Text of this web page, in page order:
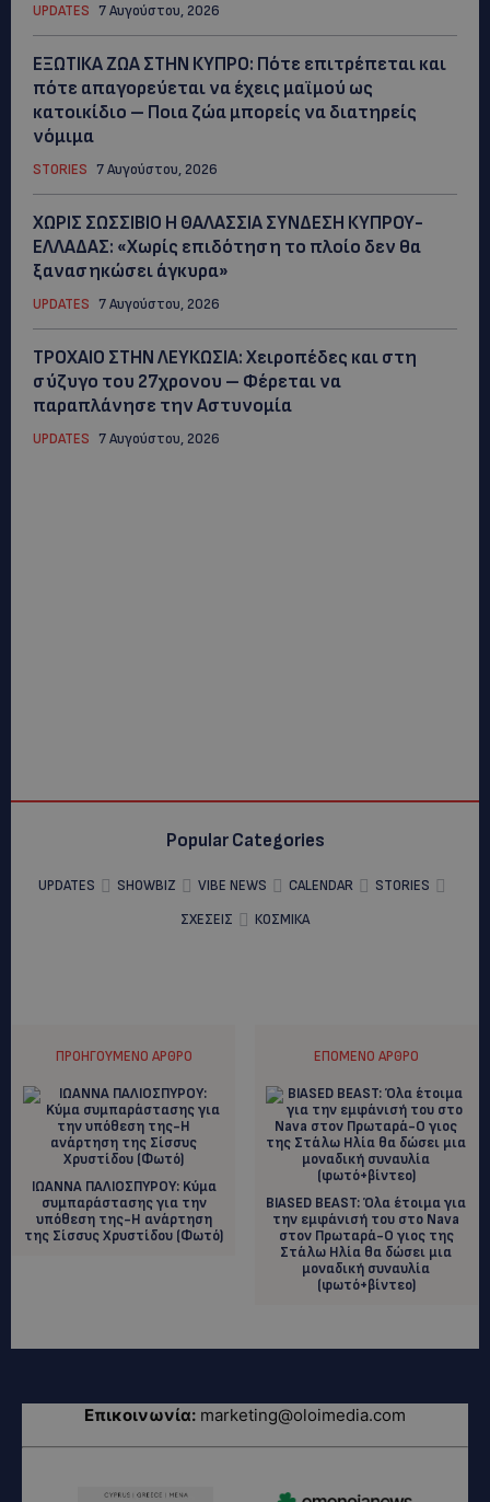
UPDATES 7 Αυγούστου, 2026
ΕΞΩΤΙΚΑ ΖΩΑ ΣΤΗΝ ΚΥΠΡΟ: Πότε επιτρέπεται και
πότε απαγορεύεται να έχεις μαϊμού ως
κατοικίδιο – Ποια ζώα μπορείς να διατηρείς
νόμιμα
STORIES 7 Αυγούστου, 2026
ΧΩΡΙΣ ΣΩΣΣΙΒΙΟ Η ΘΑΛΑΣΣΙΑ ΣΥΝΔΕΣΗ ΚΥΠΡΟΥ-
ΕΛΛΑΔΑΣ: «Χωρίς επιδότηση το πλοίο δεν θα
ξανασηκώσει άγκυρα»
UPDATES 7 Αυγούστου, 2026
ΤΡΟΧΑΙΟ ΣΤΗΝ ΛΕΥΚΩΣΙΑ: Χειροπέδες και στη
σύζυγο του 27χρονου – Φέρεται να
παραπλάνησε την Αστυνομία
UPDATES 7 Αυγούστου, 2026
Popular Categories
UPDATES SHOWBIZ VIBE NEWS CALENDAR
STORIES
ΣΧΕΣΕΙΣ
ΚΟΣΜΙΚΑ
ΠΡΟΗΓΟΎΜΕΝΟ ΆΡΘΡΟ
ΙΩΑΝΝΑ ΠΑΛΙΟΣΠΥΡΟΥ: Kύμα
συμπαράστασης για την
υπόθεση της-Η ανάρτηση
της Σίσσυς Χρυστίδου (Φωτό)
ΕΠΌΜΕΝΟ ΆΡΘΡΟ
BIASED BEAST: Όλα έτοιμα για
την εμφάνισή του στο Νava
στον Πρωταρά-Ο γιος της
Στάλω Ηλία θα δώσει μια
μοναδική συναυλία
(φωτό+βίντεο)
Επικοινωνία: marketing@oloimedia.com